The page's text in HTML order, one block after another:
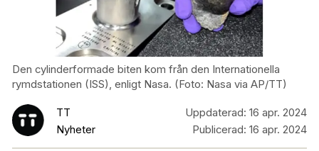
Den cylinderformade biten kom från den Internationella
rymdstationen (ISS), enligt Nasa. (Foto: Nasa via AP/TT)
TT
Nyheter
Uppdaterad: 16 apr. 2024
Publicerad: 16 apr. 2024